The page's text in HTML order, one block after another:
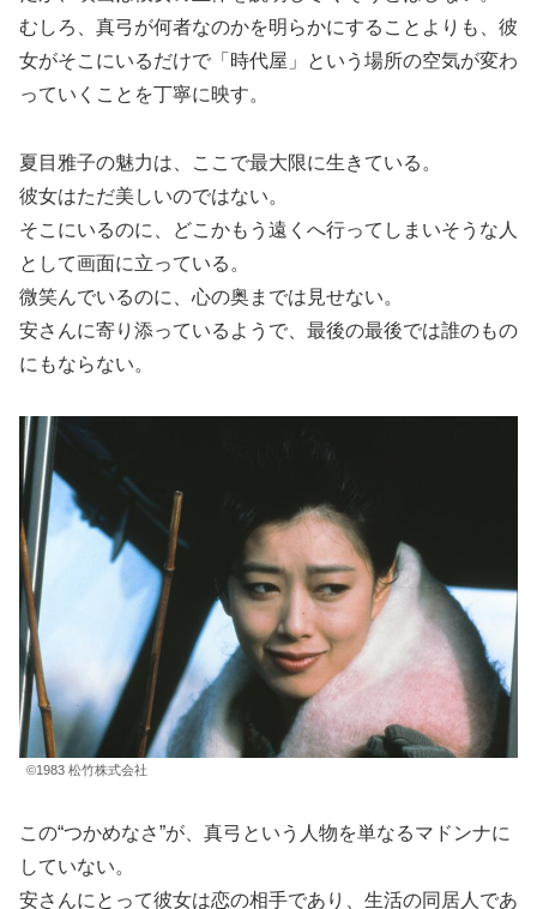
むしろ、真弓が何者なのかを明らかにすることよりも、彼
女がそこにいるだけで「時代屋」という場所の空気が変わ
っていくことを丁寧に映す。
夏目雅子の魅力は、ここで最大限に生きている。
彼女はただ美しいのではない。
そこにいるのに、どこかもう遠くへ行ってしまいそうな人
として画面に立っている。
微笑んでいるのに、心の奥までは見せない。
安さんに寄り添っているようで、最後の最後では誰のもの
にもならない。
©1983 松竹株式会社
この“つかめなさ”が、真弓という人物を単なるマドンナに
していない。
安さんにとって彼女は恋の相手であり、生活の同居人であ